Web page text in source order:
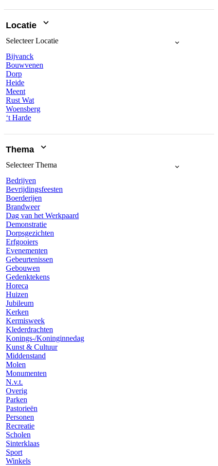
Locatie
SelecteerLocatie
Bijvanck
Bouwvenen
Dorp
Heide
Meent
Rust Wat
Woensberg
‘t Harde
Thema
SelecteerThema
Bedrijven
Bevrijdingsfeesten
Boerderijen
Brandweer
Dag van het Werkpaard
Demonstratie
Dorpsgezichten
Erfgooiers
Evenementen
Gebeurtenissen
Gebouwen
Gedenktekens
Horeca
Huizen
Jubileum
Kerken
Kermisweek
Klederdrachten
Konings-/Koninginnedag
Kunst & Cultuur
Middenstand
Molen
Monumenten
N.v.t.
Overig
Parken
Pastorieën
Personen
Recreatie
Scholen
Sinterklaas
Sport
Winkels